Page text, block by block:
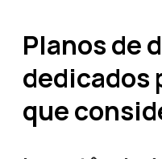
Planos de
dedicados
que